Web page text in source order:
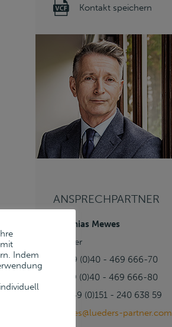
Kontakt speichern
ANSPRECHPARTNER
Matthias Mewes
Partner
T +49 (0)40 - 469 666-70
F +49 (0)40 - 469 666-80
M +49 (0)151 - 240 638 59
mewes@lueders-partner.com
Indem